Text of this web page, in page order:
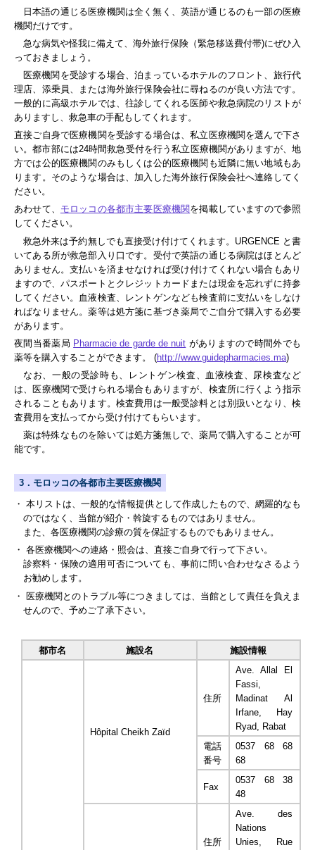
日本語の通じる医療機関は全く無く、英語が通じるのも一部の医療
機関だけです。
急な病気や怪我に備えて、海外旅行保険（緊急移送費付帯)にぜひ入
っておきましょう。
医療機関を受診する場合、泊まっているホテルのフロント、旅行代
理店、添乗員、または海外旅行保険会社に尋ねるのが良い方法です。
一般的に高級ホテルでは、往診してくれる医師や救急病院のリストが
ありますし、救急車の手配もしてくれます。
直接ご自身で医療機関を受診する場合は、私立医療機関を選んで下さ
い。都市部には24時間救急受付を行う私立医療機関がありますが、地
方では公的医療機関のみもしくは公的医療機関も近隣に無い地域もあ
ります。そのような場合は、加入した海外旅行保険会社へ連絡してく
ださい。
あわせて、 モロッコの各都市主要医療機関を掲載していますので参照
してください。
救急外来は予約無しでも直接受け付けてくれます。 URGENCE と書
いてある所が救急部入り口です。受付で英語の通じる病院はほとんど
ありません。支払いを済ませなければ受け付けてくれない場合もあり
ますので、パスポートとクレジットカードまたは現金を忘れずに持参
してください。血液検査、レントゲンなども検査前に支払いをしなけ
ればなりません。薬等は処方箋に基づき薬局でご自分で購入する必要
があります。
夜間当番薬局 Pharmacie de garde de nuit がありますので時間外でも
薬等を購入することができます。 (http://www.guidepharmacies.ma)
なお、一般の受診時も、レントゲン検査、血液検査、尿検査など
は、医療機関で受けられる場合もありますが、検査所に行くよう指示
されることもあります。検査費用は一般受診料とは別扱いとなり、検
査費用を支払ってから受け付けてもらいます。
薬は特殊なものを除いては処方箋無しで、薬局で購入することが可
能です。
3．モロッコの各都市主要医療機関
・ 本リストは、一般的な情報提供として作成したもので、網羅的なも
のではなく、当館が紹介・斡旋するものではありません。
また、各医療機関の診療の質を保証するものでもありません。
・ 各医療機関への連絡・照会は、直接ご自身で行って下さい。
診察料・保険の適用可否についても、事前に問い合わせなさるよう
お勧めします。
・ 医療機関とのトラブル等につきましては、当館として責任を負えま
せんので、予めご了承下さい。
都市名 施設名 施設情報
Hôpital Cheikh Zaïd
住所
Ave. Allal El
Fassi,
Madinat Al
Irfane, Hay
Ryad, Rabat
電話
番号
0537 68 68
68
Fax
0537 68 38
48
住所
Ave. des
Nations
Unies, Rue